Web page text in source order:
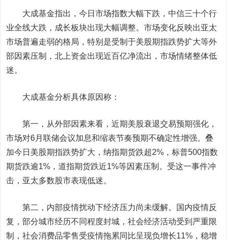
大成基金指出，今日市场指数大幅下跌，中信三十个行
业全线大跌，成长板块出现大幅调整。市场变化反映出亚太
市场普遍走弱的格局，特别是受制于美股期指跌势扩大等外
部因素压制，北上资金出现近百亿净流出，市场情绪整体低
迷。
大成基金分析具体原因称：
第一，从外部因素来看，近期美股衰退交易预期强化，
市场对6月联储会议加息和缩表节奏预期不确定性增强。叠
加今日美股期指跌势扩大，纳指期货跌超2%，标普500指数
期货跌逾1%，道指期货跌近1%等因素压制。受这一事件冲
击，亚太多数股市表现低迷。
第二，内部疫情扰动下经济压力尚未缓解。国内疫情反
复，部分城市经历不同程度封城，社会经济活动受到严重限
制，社会消费品零售受疫情拖累同比呈现负增长11%，稳增